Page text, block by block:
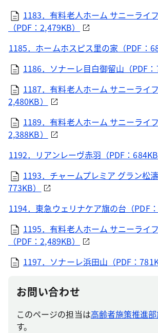
1183．有料老人ホーム サニーライ
（PDF：2,479KB）
1185．ホームホスピス里の家（PDF：
1186．ソナーレ目白御留山（PDF：
1187．有料老人ホーム サニーライ
2,480KB）
1189．有料老人ホーム サニーライ
2,388KB）
1192．リアンレーヴ赤羽（PDF：684KB
1193．チャームプレミア グラン松
773KB）
1194．東急ウェリナケア旗の台（PDF：
1195．有料老人ホーム サニーライ
（PDF：2,489KB）
1197．ソナーレ浜田山（PDF：
お問い合わせ
このページの担当は高齢者施策推進
す。